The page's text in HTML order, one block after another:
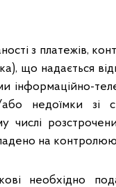
з платежів,
що надається
інформаційно-
недоїмки зі
числі
на
необхідно